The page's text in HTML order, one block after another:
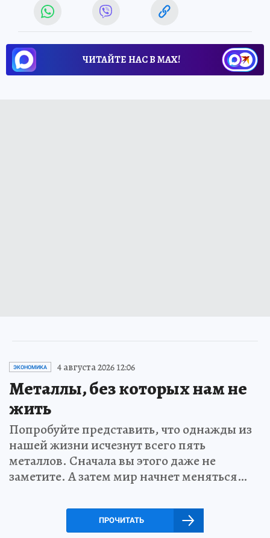
ЧИТАЙТЕ НАС В МАХ!
ЭКОНОМИКА 4 августа 2026 12:06
Металлы, без которых нам не
жить
Попробуйте представить, что однажды из
нашей жизни исчезнут всего пять
металлов. Сначала вы этого даже не
заметите. А затем мир начнет меняться…
ПРОЧИТАТЬ